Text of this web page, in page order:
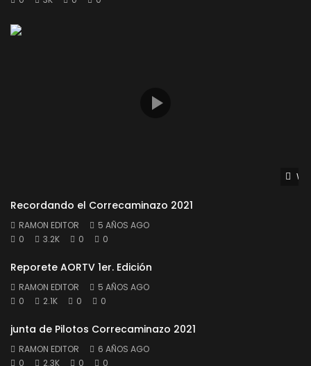
Recordando el Correcaminazo 2021
RAMON EDITOR
5 AÑOS AGO
0
3.2K 0 0
Reporete AORTV 1er. Edición
RAMON EDITOR
5 AÑOS AGO
0
2.1K 0 0
junta de Pilotos Correcaminazo 2021
RAMON EDITOR
6 AÑOS AGO
0
2.3K 0 0